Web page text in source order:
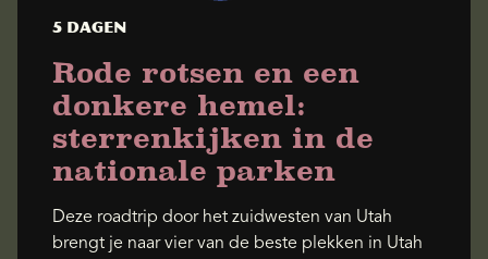
5 dagen
Rode rotsen en een
donkere hemel:
sterrenkijken in de
nationale parken
Deze roadtrip door het zuidwesten van Utah
brengt je naar vier van de beste plekken in Utah